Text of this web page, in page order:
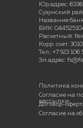
Политика
Договор-
Согласие на
Согласие на
рассылки
Юр.адрес:
Сузунский
Название
БИК:
Расчетный:
Корр. счет:
Тел.: +7 923 106
Эл.адрес: